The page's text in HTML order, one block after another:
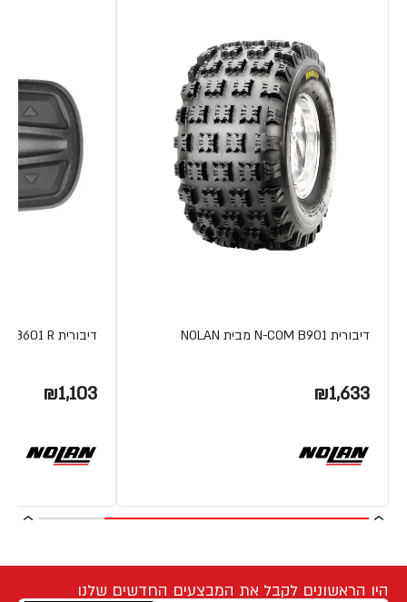
דיבורית N-COM B901 מבית NOLAN
₪1,633
דיבורית N-COM B601 R מבית NOLAN
₪1,103
היו הראשונים לקבל את המבצעים החדשים שלנו